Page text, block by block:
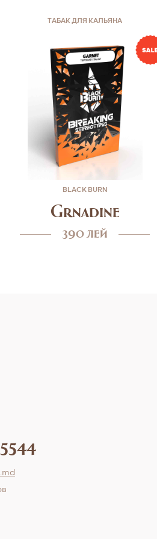
ТАБАК ДЛЯ КАЛЬЯНА
BLACK BURN
Grnadine
390 лей